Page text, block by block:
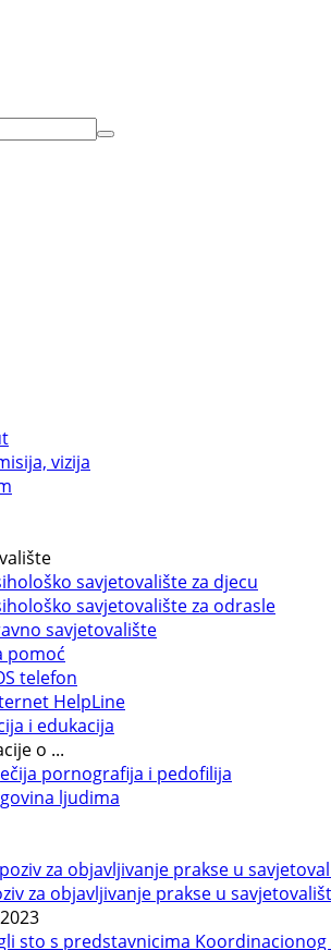
vizija
savjetovalište za djecu
savjetovalište za odrasle
savjetovalište
pomoć
telefon
HelpLine
i edukacija
o ...
pornografija i pedofilija
ljudima
za objavljivanje prakse u